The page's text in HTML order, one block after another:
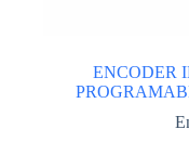
ENCODER